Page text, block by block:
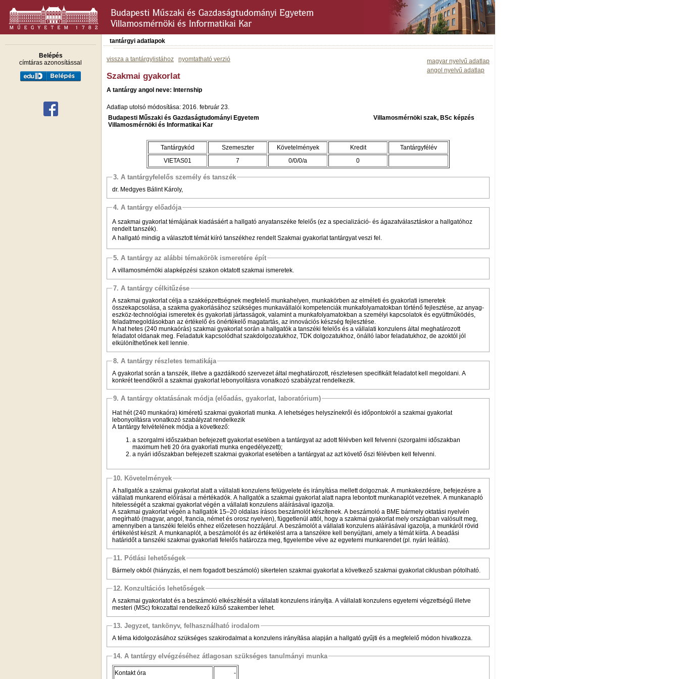
Belépés
címtáras azonosítással
tantárgyi adatlapok
magyar nyelvű adatlap
angol nyelvű adatlap
vissza a tantárgylistához nyomtatható verzió
Szakmai gyakorlat
A tantárgy angol neve: Internship
Adatlap utolsó módosítása: 2016. február 23.
Budapesti Műszaki és Gazdaságtudományi Egyetem
Villamosmérnöki és Informatikai Kar
Villamosmérnöki szak, BSc képzés
Tantárgykód Szemeszter Követelmények Kredit
Tantárgyfélév
VIETAS01
7 0/0/0/a 0
3. A tantárgyfelelős személy és tanszék
dr. Medgyes Bálint Károly,
4. A tantárgy előadója
A szakmai gyakorlat témájának kiadásáért a hallgató anyatanszéke felelős (ez a specializáció- és ágazatválasztáskor a hallgatóhoz
rendelt tanszék).
A hallgató mindig a választott témát kiíró tanszékhez rendelt Szakmai gyakorlat tantárgyat veszi fel.
5. A tantárgy az alábbi témakörök ismeretére épít
A villamosmérnöki alapképzési szakon oktatott szakmai ismeretek.
7. A tantárgy célkitűzése
A szakmai gyakorlat célja a szakképzettségnek megfelelő munkahelyen, munkakörben az elméleti és gyakorlati ismeretek
összekapcsolása, a szakma gyakorlásához szükséges munkavállalói kompetenciák munkafolyamatokban történő fejlesztése, az anyag-
eszköz-technológiai ismeretek és gyakorlati jártasságok, valamint a munkafolyamatokban a személyi kapcsolatok és együttműködés,
feladatmegoldásokban az értékelő és önértékelő magatartás, az innovációs készség fejlesztése.
A hat hetes (240 munkaórás) szakmai gyakorlat során a hallgatók a tanszéki felelős és a vállalati konzulens által meghatározott
feladatot oldanak meg. Feladatuk kapcsolódhat szakdolgozatukhoz, TDK dolgozatukhoz, önálló labor feladatukhoz, de azoktól jól
elkülöníthetőnek kell lennie.
8. A tantárgy részletes tematikája
A gyakorlat során a tanszék, illetve a gazdálkodó szervezet által meghatározott, részletesen specifikált feladatot kell megoldani. A
konkrét teendőkről a szakmai gyakorlat lebonyolításra vonatkozó szabályzat rendelkezik.
9. A tantárgy oktatásának módja (előadás, gyakorlat, laboratórium)
Hat hét (240 munkaóra) kiméretű szakmai gyakorlati munka. A lehetséges helyszínekről és időpontokról a szakmai gyakorlat
lebonyolításra vonatkozó szabályzat rendelkezik
A tantárgy felvételének módja a következő:
a szorgalmi időszakban befejezett gyakorlat esetében a tantárgyat az adott félévben kell felvenni (szorgalmi időszakban
maximum heti 20 óra gyakorlati munka engedélyezett);
a nyári időszakban befejezett szakmai gyakorlat esetében a tantárgyat az azt követő őszi félévben kell felvenni.
10. Követelmények
A hallgatók a szakmai gyakorlat alatt a vállalati konzulens felügyelete és irányítása mellett dolgoznak. A munkakezdésre, befejezésre a
vállalati munkarend előírásai a mértékadók. A hallgatók a szakmai gyakorlat alatt napra lebontott munkanaplót vezetnek. A munkanapló
hitelességét a szakmai gyakorlat végén a vállalati konzulens aláírásával igazolja.
A szakmai gyakorlat végén a hallgatók 15–20 oldalas írásos beszámolót készítenek. A beszámoló a BME bármely oktatási nyelvén
megírható (magyar, angol, francia, német és orosz nyelven), függetlenül attól, hogy a szakmai gyakorlat mely országban valósult meg,
amennyiben a tanszéki felelős ehhez előzetesen hozzájárul. A beszámolót a vállalati konzulens aláírásával igazolja, a munkáról rövid
értékelést készít. A munkanaplót, a beszámolót és az értékelést arra a tanszékre kell benyújtani, amely a témát kiírta. A beadási
határidőt a tanszéki szakmai gyakorlati felelős határozza meg, figyelembe véve az egyetemi munkarendet (pl. nyári leállás).
11. Pótlási lehetőségek
Bármely okból (hiányzás, el nem fogadott beszámoló) sikertelen szakmai gyakorlat a következő szakmai gyakorlat ciklusban pótolható.
12. Konzultációs lehetőségek
A szakmai gyakorlatot és a beszámoló elkészítését a vállalati konzulens irányítja. A vállalati konzulens egyetemi végzettségű illetve
mesteri (MSc) fokozattal rendelkező külső szakember lehet.
13. Jegyzet, tankönyv, felhasználható irodalom
A téma kidolgozásához szükséges szakirodalmat a konzulens irányítása alapján a hallgató gyűjti és a megfelelő módon hivatkozza.
14. A tantárgy elvégzéséhez átlagosan szükséges tanulmányi munka
Kontakt óra -